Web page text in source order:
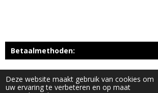
Deze website maakt gebruik van cookies om
uw ervaring te verbeteren en op maat
Betaalmethoden: